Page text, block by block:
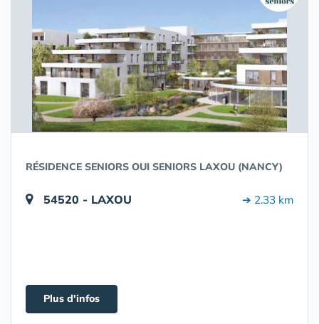
RÉSIDENCE SENIORS OUI SENIORS LAXOU (NANCY)
54520 - LAXOU ➔ 2.33 km
Plus d'infos